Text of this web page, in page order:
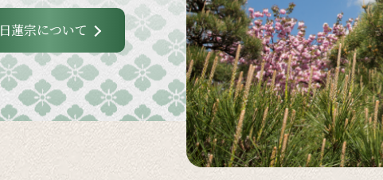
日蓮宗について